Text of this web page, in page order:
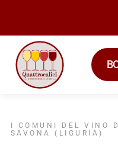
I COMUNI DEL VINO
SAVONA (LIGURIA)